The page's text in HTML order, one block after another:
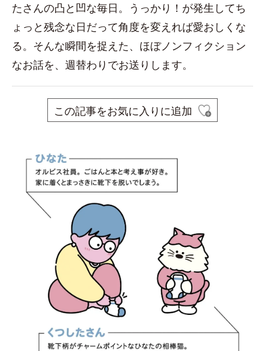
たさんの凸と凹な毎日。うっかり！が発生してち
ょっと残念な日だって角度を変えれば愛おしくな
る。そんな瞬間を捉えた、ほぼノンフィクション
なお話を、週替わりでお送りします。
この記事をお気に入りに追加